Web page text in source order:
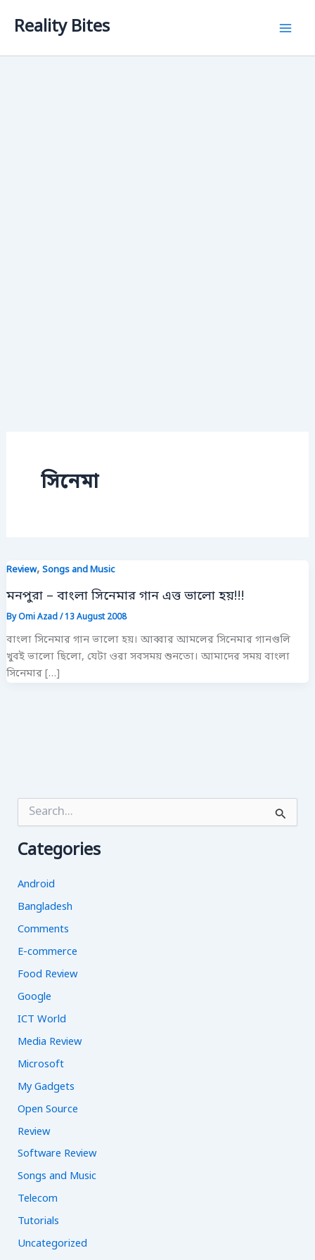
Reality Bites
সিনেমা
Review, Songs and Music
মনপুরা – বাংলা সিনেমার গান এত্ত ভালো হয়!!!
ByOmi Azad/13 August 2008
বাংলা সিনেমার গান ভালো হয়। আব্বার আমলের সিনেমার গানগুলি
খুবই ভালো ছিলো, যেটা ওরা সবসময় শুনতো। আমাদের সময় বাংলা
সিনেমার […]
r
f
o
:
Categories
Android
Bangladesh
Comments
E-commerce
Food Review
Google
ICT World
Media Review
Microsoft
My Gadgets
Open Source
Review
Software Review
Songs and Music
Telecom
Tutorials
Uncategorized